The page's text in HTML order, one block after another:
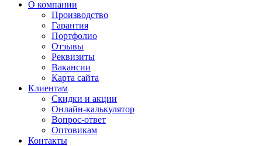
О компании
Производство
Гарантия
Портфолио
Отзывы
Реквизиты
Вакансии
Карта сайта
Клиентам
Скидки и акции
Онлайн-калькулятор
Вопрос-ответ
Оптовикам
Контакты